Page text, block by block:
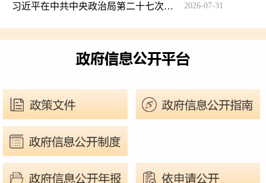
习近平在中共中央政治局第二十七次集体学习时强调 强化政治引领 深化创新发展 高质量推进国防和军队现代化 2026-07-31